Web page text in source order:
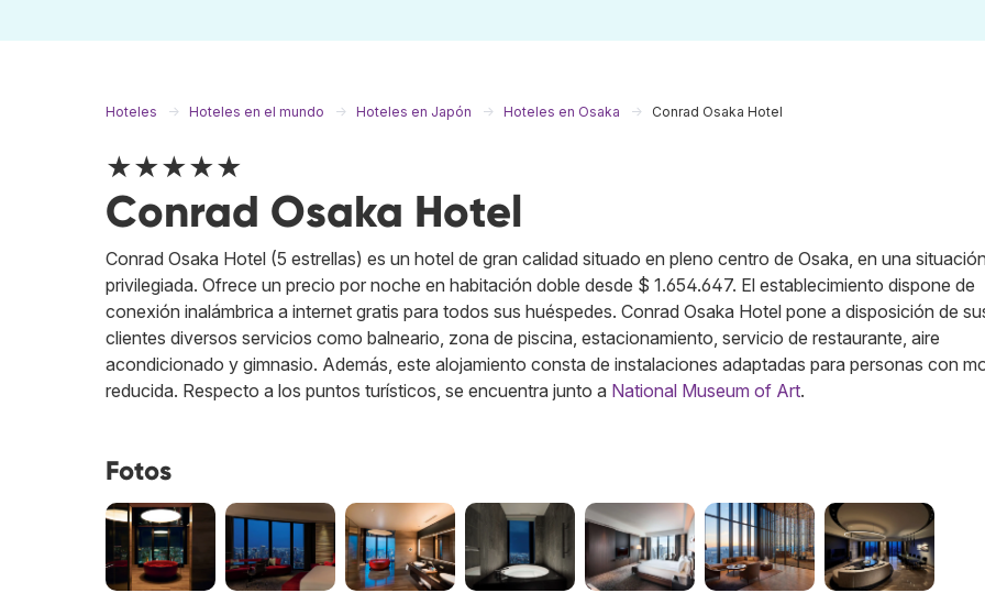
Hoteles Hoteles en el mundo Hoteles en Japón Hoteles en Osaka Conrad Osaka Hotel
★★★★★
Conrad Osaka Hotel
Conrad Osaka Hotel (5 estrellas) es un hotel de gran calidad situado en pleno centro de Osaka, en una
privilegiada. Ofrece un precio por noche en habitación doble desde $ 1.654.647. El establecimiento dispone de
conexión inalámbrica a internet gratis para todos sus huéspedes. Conrad Osaka Hotel pone a disposición de
clientes diversos servicios como balneario, zona de piscina, estacionamiento, servicio de restaurante, aire
acondicionado y gimnasio. Además, este alojamiento consta de instalaciones adaptadas para personas con
reducida. Respecto a los puntos turísticos, se encuentra junto a National Museum of Art.
Fotos